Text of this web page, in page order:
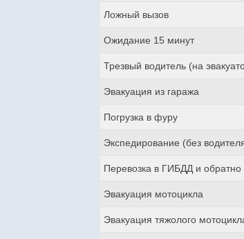
Ложный вызов
Ожидание 15 минут
Трезвый водитель (на
Эвакуация из гаража
Погрузка в фуру
Экспедирование (без
Перевозка в ГИБДД и обратно
Эвакуация мотоцикла
Эвакуация тяжолого